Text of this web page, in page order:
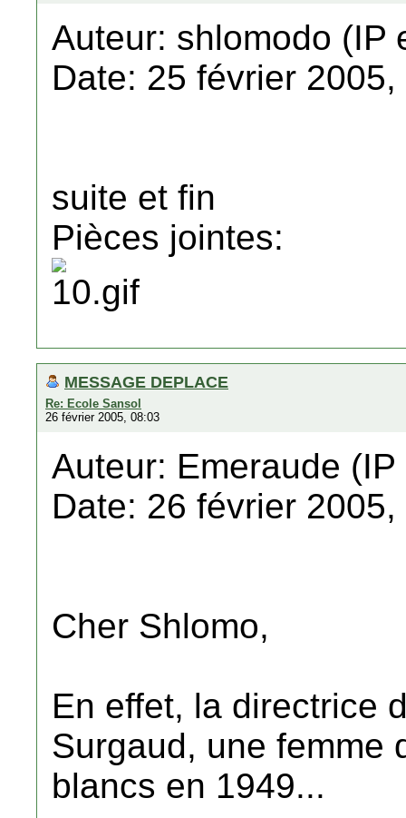
Auteur: shlomodo (IP
Date: 25 février
suite et fin
Pièces jointes:
MESSAGE DEPLACE
Re: Ecole Sansol
26 février 2005, 08:03
Auteur: Emeraude
Date: 26 février
Cher Shlomo,
En effet, la directrice
Surgaud, une femme
blancs en 1949...